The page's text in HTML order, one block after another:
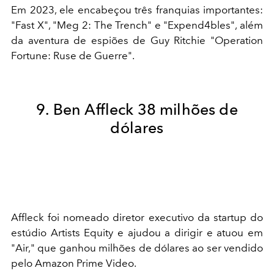
Em 2023, ele encabeçou três franquias importantes:
"Fast X", "Meg 2: The Trench" e "Expend4bles", além
da aventura de espiões de Guy Ritchie "Operation
Fortune: Ruse de Guerre".
9. Ben Affleck 38 milhões de
dólares
Affleck foi nomeado diretor executivo da startup do
estúdio Artists Equity e ajudou a dirigir e atuou em
"Air," que ganhou milhões de dólares ao ser vendido
pelo Amazon Prime Video.